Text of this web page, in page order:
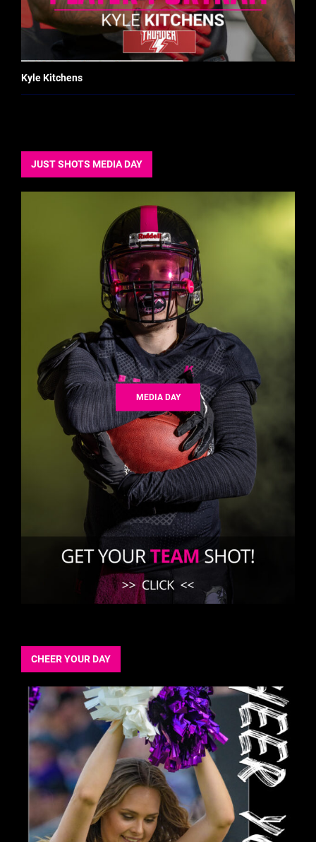
Kyle Kitchens
JUST SHOTS MEDIA DAY
MEDIA DAY
CHEER YOUR DAY